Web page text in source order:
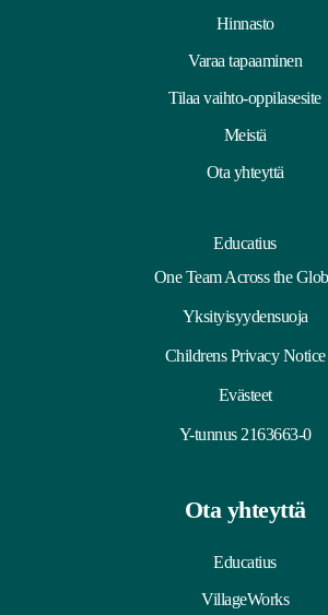
Hinnasto
Varaa tapaaminen
Tilaa vaihto-oppilasesite
Meistä
Ota yhteyttä
Educatius
One Team Across the
Yksityisyydensuoja
Childrens Privacy Notice
Evästeet
Y-tunnus 2163663-0
Ota yhteyttä
Educatius
VillageWorks